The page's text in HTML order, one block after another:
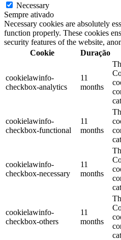
Necessary
Sempre ativado
Necessary cookies are absolutely
function properly. These cookies
security features of the website,
Cookie
Duração
cookielawinfo-
checkbox-analytics
11
months
cookielawinfo-
checkbox-functional
11
months
cookielawinfo-
checkbox-necessary
11
months
cookielawinfo-
checkbox-others
11
months